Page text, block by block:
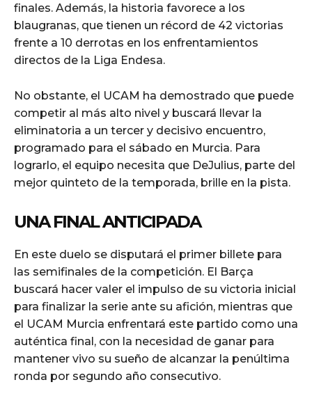
finales. Además, la historia favorece a los
blaugranas, que tienen un récord de 42 victorias
frente a 10 derrotas en los enfrentamientos
directos de la Liga Endesa.
No obstante, el UCAM ha demostrado que puede
competir al más alto nivel y buscará llevar la
eliminatoria a un tercer y decisivo encuentro,
programado para el sábado en Murcia. Para
lograrlo, el equipo necesita que DeJulius, parte del
mejor quinteto de la temporada, brille en la pista.
UNA FINAL ANTICIPADA
En este duelo se disputará el primer billete para
las semifinales de la competición. El Barça
buscará hacer valer el impulso de su victoria inicial
para finalizar la serie ante su afición, mientras que
el UCAM Murcia enfrentará este partido como una
auténtica final, con la necesidad de ganar para
mantener vivo su sueño de alcanzar la penúltima
ronda por segundo año consecutivo.